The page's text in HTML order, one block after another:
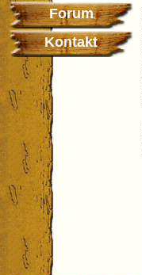
Forum
Kontakt